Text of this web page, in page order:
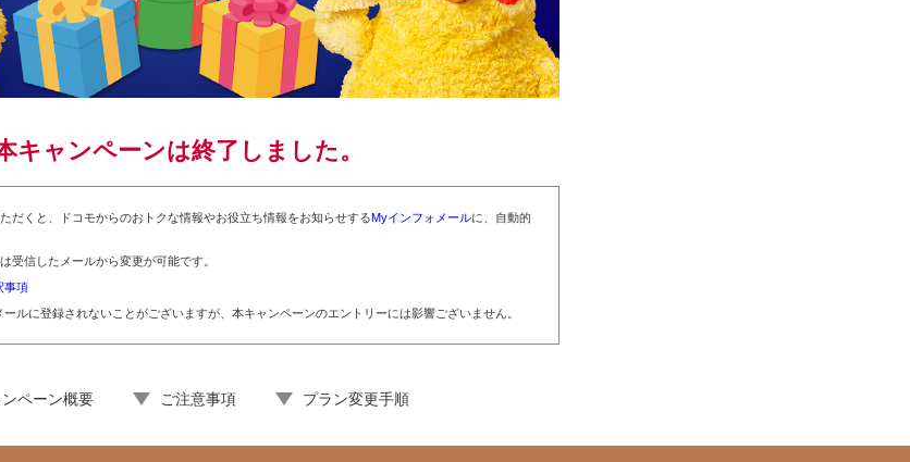
キャンペーンは終了しました。
だくと、ドコモからのおトクな情報やお役立ち情報をお知らせするMyインフォメールに、自動的
受信したメールから変更が可能です。
事項
ルに登録されないことがございますが、本キャンペーンのエントリーには影響ございません。
ペーン概要 ご注意事項 プラン変更手順